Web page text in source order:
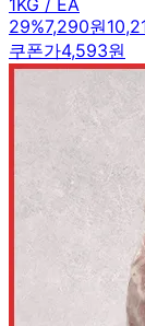
29%7,290원
쿠폰가4,593원